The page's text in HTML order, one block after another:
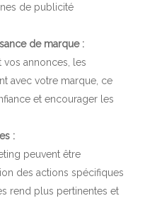
de publicité
de marque :
vos annonces, les
avec votre marque, ce
et encourager les
:
peuvent être
des actions spécifiques
rend plus pertinentes et